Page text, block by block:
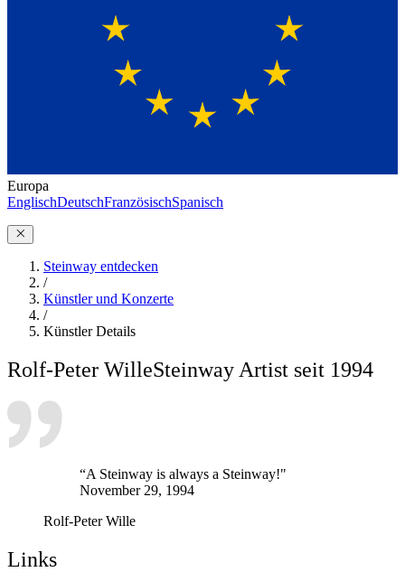
Europa
EnglischDeutschFranzösischSpanisch
Steinway entdecken
/
Künstler und Konzerte
/
Künstler Details
Rolf-Peter WilleSteinway Artist seit 1994
“A Steinway is always a Steinway!"
November 29, 1994
Rolf-Peter Wille
Links